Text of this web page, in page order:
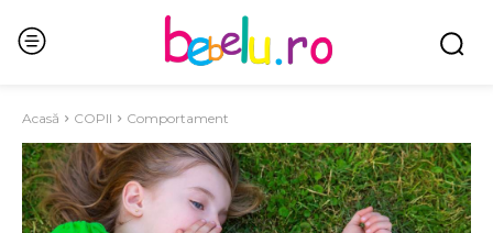
Acasă COPII Comportament